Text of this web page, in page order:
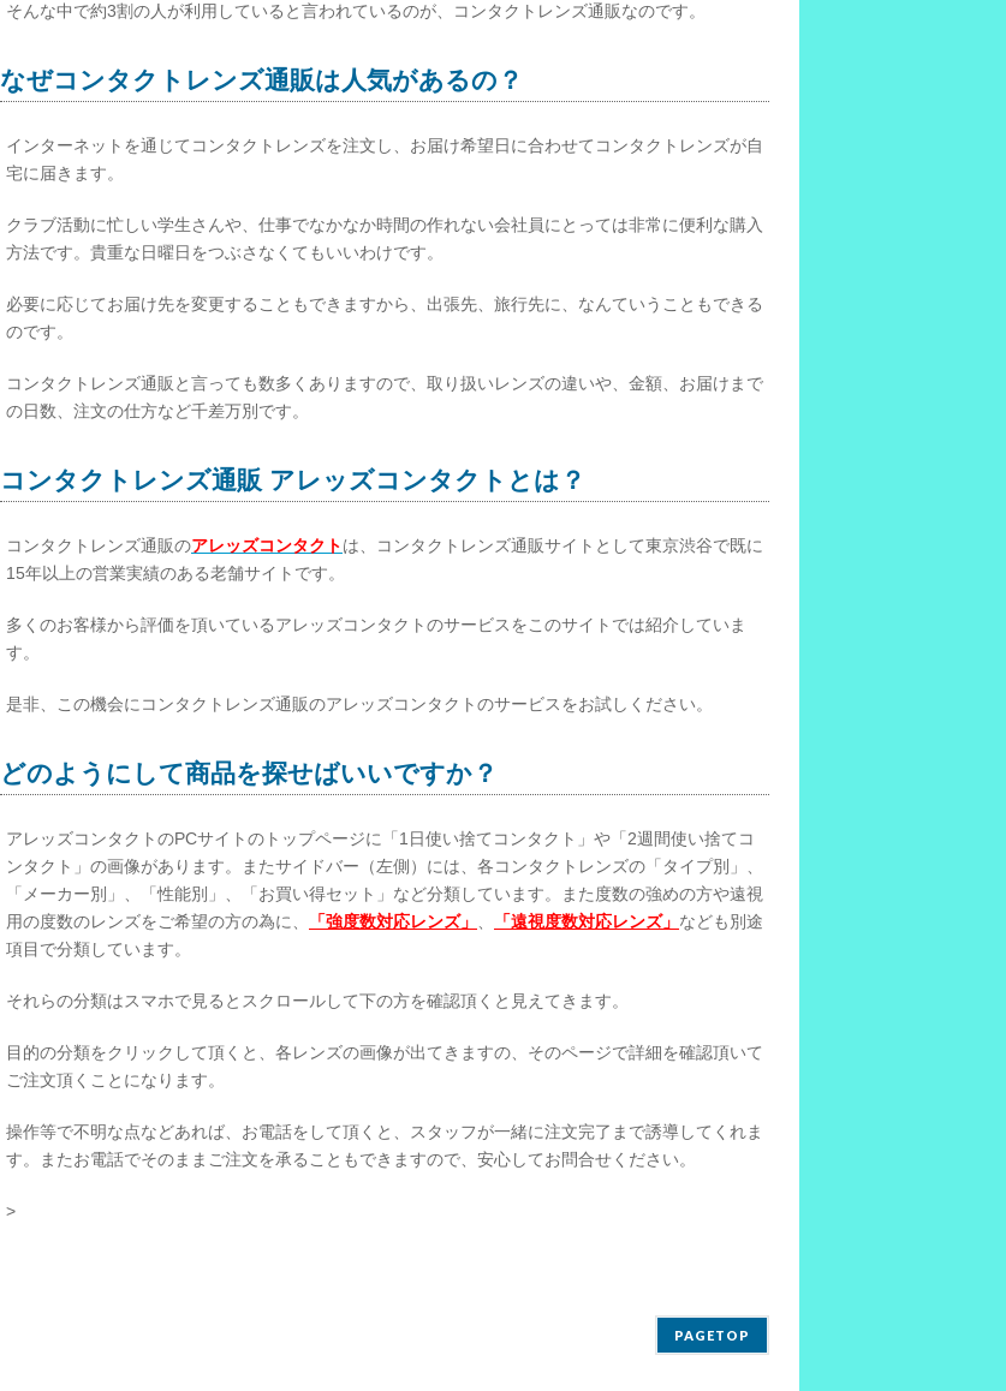
そんな中で約3割の人が利用していると言われているのが、コンタクトレンズ通販なのです。
なぜコンタクトレンズ通販は人気があるの？
インターネットを通じてコンタクトレンズを注文し、お届け希望日に合わせてコンタクトレンズが自
宅に届きます。
クラブ活動に忙しい学生さんや、仕事でなかなか時間の作れない会社員にとっては非常に便利な購入
方法です。貴重な日曜日をつぶさなくてもいいわけです。
必要に応じてお届け先を変更することもできますから、出張先、旅行先に、なんていうこともできる
のです。
コンタクトレンズ通販と言っても数多くありますので、取り扱いレンズの違いや、金額、お届けまで
の日数、注文の仕方など千差万別です。
コンタクトレンズ通販 アレッズコンタクトとは？
コンタクトレンズ通販のアレッズコンタクトは、コンタクトレンズ通販サイトとして東京渋谷で既に
15年以上の営業実績のある老舗サイトです。
多くのお客様から評価を頂いているアレッズコンタクトのサービスをこのサイトでは紹介していま
す。
是非、この機会にコンタクトレンズ通販のアレッズコンタクトのサービスをお試しください。
どのようにして商品を探せばいいですか？
アレッズコンタクトのPCサイトのトップページに「1日使い捨てコンタクト」や「2週間使い捨てコ
ンタクト」の画像があります。またサイドバー（左側）には、各コンタクトレンズの「タイプ別」、
「メーカー別」、「性能別」、「お買い得セット」など分類しています。また度数の強めの方や遠視
用の度数のレンズをご希望の方の為に、
「強度数対応レンズ」 「遠視度数対応レンズ」 なども別途
項目で分類しています。
それらの分類はスマホで見るとスクロールして下の方を確認頂くと見えてきます。
目的の分類をクリックして頂くと、各レンズの画像が出てきますの、そのページで詳細を確認頂いて
ご注文頂くことになります。
操作等で不明な点などあれば、お電話をして頂くと、スタッフが一緒に注文完了まで誘導してくれま
す。またお電話でそのままご注文を承ることもできますので、安心してお問合せください。
>
PAGETOP